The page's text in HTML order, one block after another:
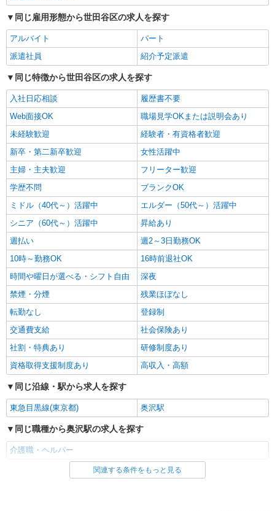
同じ雇用形態から世田谷区の求人を探す
アルバイト
パート
派遣社員
紹介予定派遣
同じ特徴から世田谷区の求人を探す
入社日応相談
履歴書不要
Web面接OK
職場見学OKまたは説明会あり
未経験歓迎
経験者・有資格者歓迎
新卒・第二新卒歓迎
女性活躍中
主婦・主夫歓迎
フリーター歓迎
学歴不問
ブランクOK
ミドル（40代～）活躍中
エルダー（50代～）活躍中
シニア（60代～）活躍中
昇給あり
週払い
週2～3日勤務OK
10時～勤務OK
16時前退社OK
時間や曜日が選べる・シフト自由
深夜
禁煙・分煙
残業ほぼなし
転勤なし
登録制
交通費支給
社会保険あり
社割・特典あり
研修制度あり
資格取得支援制度あり
高収入・高額
同じ沿線・駅から求人を探す
東急目黒線(東京都) 奥沢駅
同じ職種から奥沢駅の求人を探す
介護職・ヘルパー
同じ雇用形態から奥沢駅の求人を探す
関連する条件をもっと見る